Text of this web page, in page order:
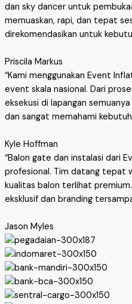
dan sky dancer untuk
memuaskan, rapi, dan tepat
direkomendasikan untuk
Priscila Markus
“Kami menggunakan Event
event skala nasional. Dari
eksekusi di lapangan
dan sangat memahami
Kyle Hoffman
“Balon gate dan instalasi dari
profesional. Tim datang tepat
kualitas balon terlihat
eksklusif dan branding
Jason Myles